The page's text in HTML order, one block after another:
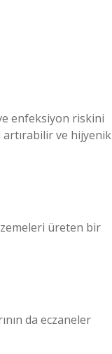
enfeksiyon riskini
artırabilir ve hijyenik
üreten bir
da eczaneler